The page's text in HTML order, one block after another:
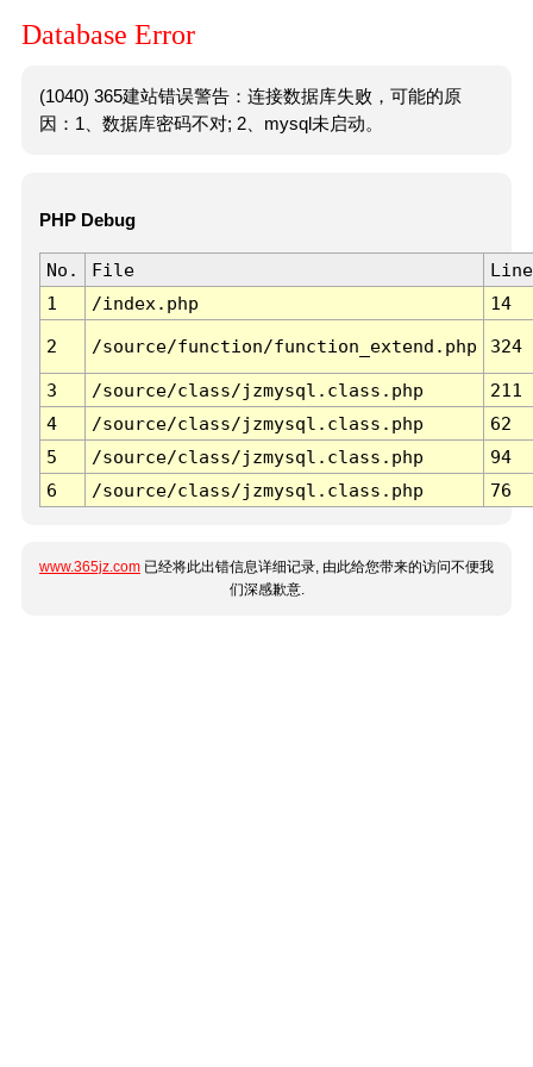
Database Error
(1040) 365建站错误警告：连接数据库失败，可能的原
因：1、数据库密码不对; 2、mysql未启动。
PHP Debug
No. File
Line
1
/index.php 14
2 /source/function/function_extend.php 324
3 /source/class/jzmysql.class.php
211
4
/source/class/jzmysql.class.php
62
5
/source/class/jzmysql.class.php
94
6
/source/class/jzmysql.class.php 76
www.365jz.com 已经将此出错信息详细记录, 由此给您带来的访问不便我
们深感歉意.